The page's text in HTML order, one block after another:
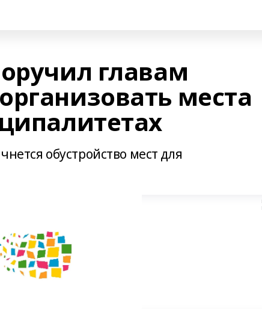
главам
места
обустройство мест для